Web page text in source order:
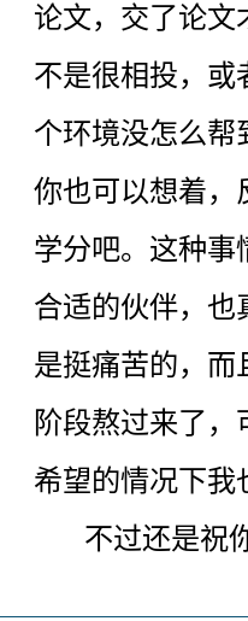
论文，交了论文
不是很相投，或
个环境没怎么帮
你也可以想着，
学分吧。这种事
合适的伙伴，也
是挺痛苦的，而
阶段熬过来了
希望的情况下我
不过还是祝